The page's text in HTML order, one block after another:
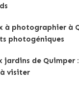
à photographier à
photogéniques
jardins de Quimper
visiter